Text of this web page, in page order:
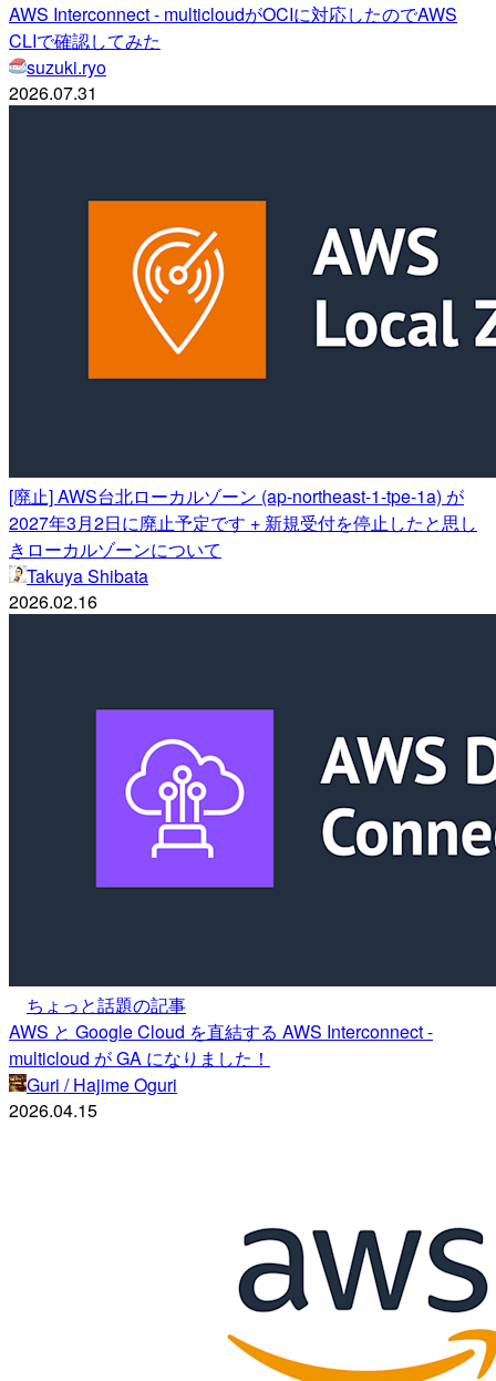
AWS Interconnect - multicloudがOCIに対応したのでAWS
CLIで確認してみた
suzuki.ryo
2026.07.31
[廃止] AWS台北ローカルゾーン (ap-northeast-1-tpe-1a) が
2027年3月2日に廃止予定です + 新規受付を停止したと思し
きローカルゾーンについて
Takuya Shibata
2026.02.16
ちょっと話題の記事
AWS と Google Cloud を直結する AWS Interconnect -
multicloud が GA になりました！
Guri / Hajime Oguri
2026.04.15